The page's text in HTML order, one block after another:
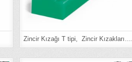
Zincir Kızağı T tipi, Zincir Kızakları….